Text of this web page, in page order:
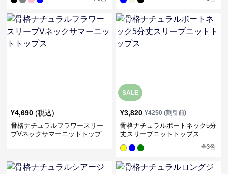
¥4,690 (税込)
骨格ナチュラルフラワースリー
ブVネックサマーニットトップ
SALE
¥3,820 ¥4250(割引前)
骨格ナチュラルボートネック5分
丈スリーブニットトップス
全3色